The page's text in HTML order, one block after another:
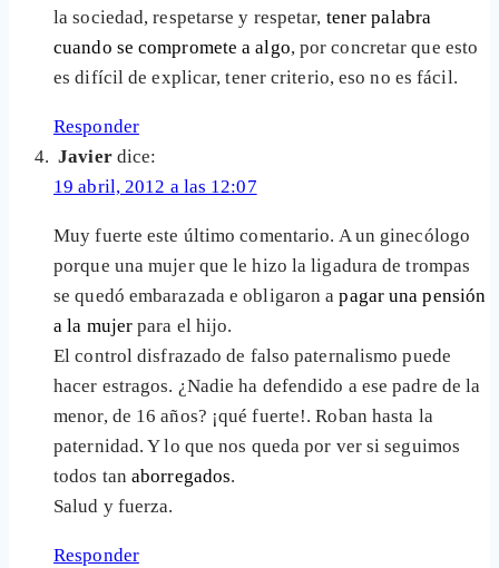
la sociedad, respetarse y respetar, tener palabra
cuando se compromete a algo, por concretar que esto
es difícil de explicar, tener criterio, eso no es fácil.
Responder
Javier dice:
19 abril, 2012 a las 12:07
Muy fuerte este último comentario. A un ginecólogo
porque una mujer que le hizo la ligadura de trompas
se quedó embarazada e obligaron apagar una pensión
a la mujer para el hijo.
El control disfrazado de falso paternalismo puede
hacer estragos. ¿Nadie ha defendido a ese padre de la
menor, de 16 años? ¡qué fuerte!. Roban hasta la
paternidad. Y lo que nos queda por ver si seguimos
todos tanaborregados.
Salud y fuerza.
Responder